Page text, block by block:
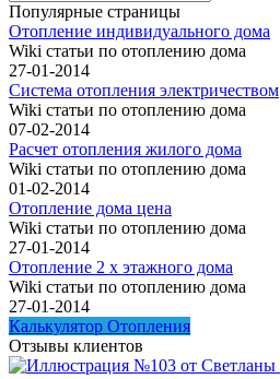
Популярные страницы
Отопление индивидуального дома
Wiki статьи по отоплению дома
27-01-2014
Система отопления электричеством
Wiki статьи по отоплению дома
07-02-2014
Расчет отопления жилого дома
Wiki статьи по отоплению дома
01-02-2014
Отопление дома цена
Wiki статьи по отоплению дома
27-01-2014
Отопление 2 х этажного дома
Wiki статьи по отоплению дома
27-01-2014
Калькулятор Отопления
Отзывы клиентов